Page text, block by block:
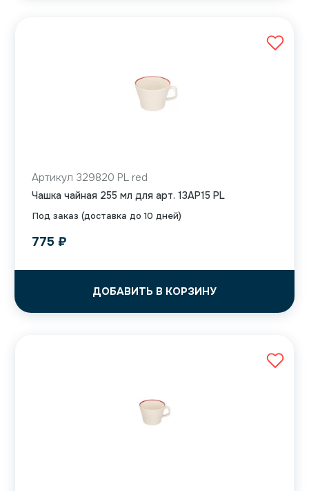
Под заказ (доставка до 10 дней)
Артикул 329820 PL red
Чашка чайная 255 мл для арт. 13AP15 PL
775 ₽
ДОБАВИТЬ В КОРЗИНУ